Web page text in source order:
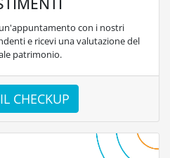
con i nostri
e ricevi una valutazione del
patrimonio.
CHECKUP